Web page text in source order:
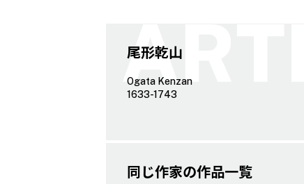
尾形乾山
Ogata Kenzan
1633-1743
同じ作家の作品一覧